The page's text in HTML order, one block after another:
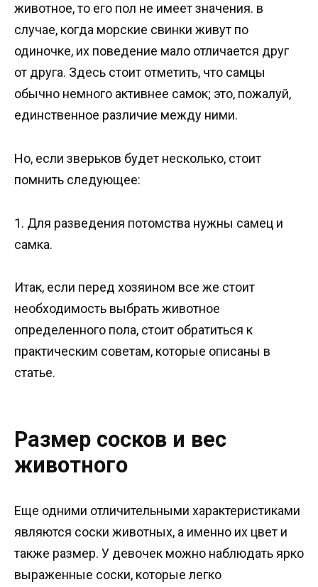
животное, то его пол не имеет значения. в
случае, когда морские свинки живут по
одиночке, их поведение мало отличается друг
от друга. Здесь стоит отметить, что самцы
обычно немного активнее самок; это, пожалуй,
единственное различие между ними.
Но, если зверьков будет несколько, стоит
помнить следующее:
1. Для разведения потомства нужны самец и
самка.
Итак, если перед хозяином все же стоит
необходимость выбрать животное
определенного пола, стоит обратиться к
практическим советам, которые описаны в
статье.
Размер сосков и вес
животного
Еще одними отличительными характеристиками
являются соски животных, а именно их цвет и
также размер. У девочек можно наблюдать ярко
выраженные соски, которые легко